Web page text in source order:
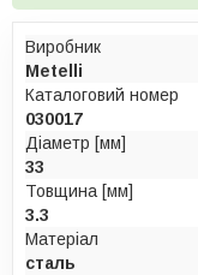
Виробник
Metelli
Каталоговий номер
030017
Діаметр [мм]
33
Товщина [мм]
3.3
Матеріал
сталь